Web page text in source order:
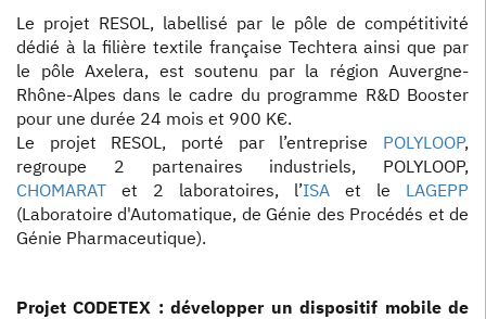
Le projet RESOL, labellisé par le pôle de compétitivité
dédié à la filière textile française Techtera ainsi que par
le pôle Axelera, est soutenu par la région Auvergne-
Rhône-Alpes dans le cadre du programme R&D Booster
pour une durée 24 mois et 900 K€.
Le projet RESOL, porté par l’entreprise POLYLOOP,
regroupe 2 partenaires industriels, POLYLOOP,
CHOMARAT et 2 laboratoires, l’ISA et le LAGEPP
(Laboratoire d'Automatique, de Génie des Procédés et de
Génie Pharmaceutique).
Projet CODETEX : développer un dispositif mobile de